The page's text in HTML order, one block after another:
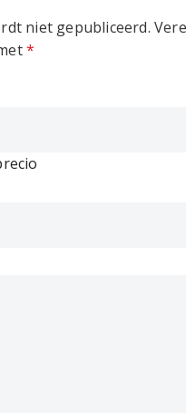
niet gepubliceerd.
*